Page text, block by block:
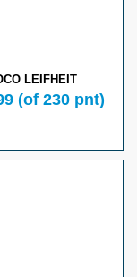
LEIFHEIT
(of 230 pnt)